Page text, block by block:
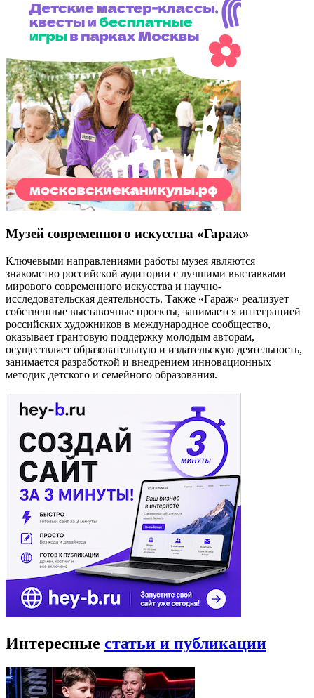
Музей современного искусства «Гараж»
Ключевыми направлениями работы музея являются
знакомство российской аудитории с лучшими выставками
мирового современного искусства и научно-
исследовательская деятельность. Также «Гараж» реализует
собственные выставочные проекты, занимается интеграцией
российских художников в международное сообщество,
оказывает грантовую поддержку молодым авторам,
осуществляет образовательную и издательскую деятельность,
занимается разработкой и внедрением инновационных
методик детского и семейного образования.
Интересные статьи и публикации